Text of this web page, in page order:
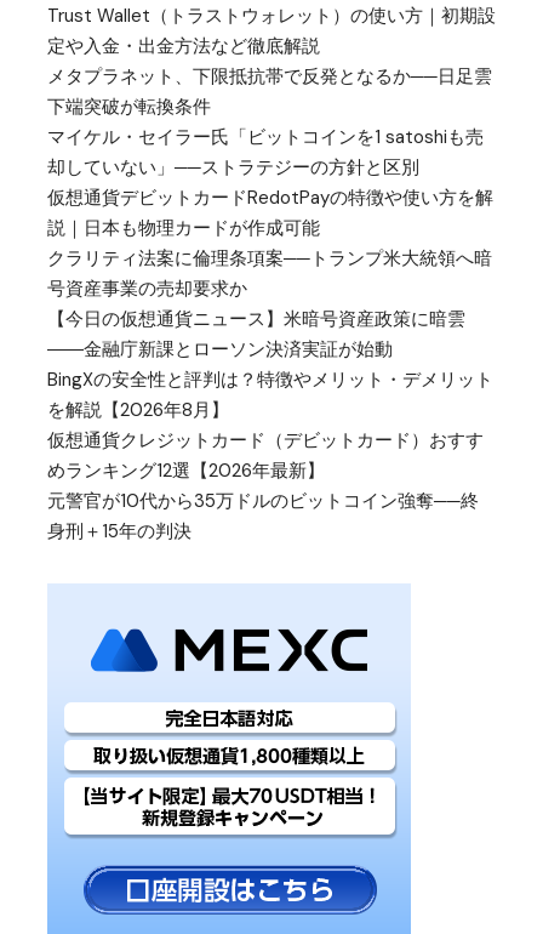
Trust Wallet（トラストウォレット）の使い方｜初期設
定や入金・出金方法など徹底解説
メタプラネット、下限抵抗帯で反発となるか──日足雲
下端突破が転換条件
マイケル・セイラー氏「ビットコインを1 satoshiも売
却していない」──ストラテジーの方針と区別
仮想通貨デビットカードRedotPayの特徴や使い方を解
説｜日本も物理カードが作成可能
クラリティ法案に倫理条項案──トランプ米大統領へ暗
号資産事業の売却要求か
【今日の仮想通貨ニュース】米暗号資産政策に暗雲
――金融庁新課とローソン決済実証が始動
BingXの安全性と評判は？特徴やメリット・デメリット
を解説【2026年8月】
仮想通貨クレジットカード（デビットカード）おすす
めランキング12選【2026年最新】
元警官が10代から35万ドルのビットコイン強奪──終
身刑＋15年の判決